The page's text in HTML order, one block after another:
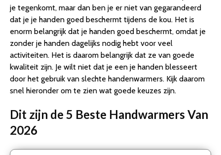
je tegenkomt, maar dan ben je er niet van gegarandeerd
dat je je handen goed beschermt tijdens de kou. Het is
enorm belangrijk dat je handen goed beschermt, omdat je
zonder je handen dagelijks nodig hebt voor veel
activiteiten. Het is daarom belangrijk dat ze van goede
kwaliteit zijn. Je wilt niet dat je een je handen blesseert
door het gebruik van slechte handenwarmers. Kijk daarom
snel hieronder om te zien wat goede keuzes zijn.
Dit zijn de 5 Beste Handwarmers Van
2026